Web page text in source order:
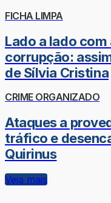
FICHA LIMPA
Lado a lado
corrupção:
de Sílvia Cristina
CRIME ORGANIZADO
Ataques a
tráfico e
Quirinus
Veja mais